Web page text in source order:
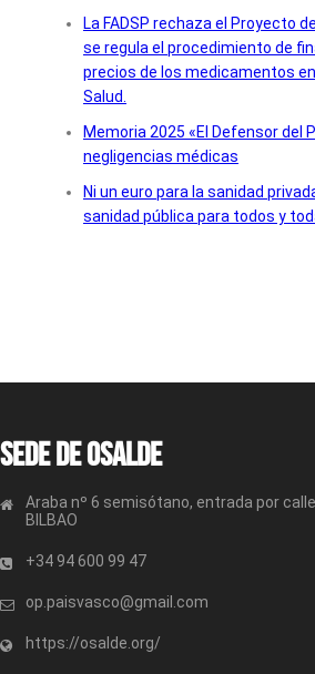
La FADSP rechaza el Proyecto
se regula el procedimiento de
precios de los medicamentos
Salud.
Memoria 2025 «El Defensor del
negligencias médicas
Ni un euro para la sanidad
sanidad pública para todos y
Sede de OSALDE
Araba nº 6 semisótano, entrada por
BILBAO
+34 94 600 99 47
op.paisvasco@gmail.com
https://osalde.org/